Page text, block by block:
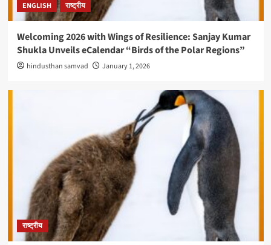
ENGLISH राष्ट्रीय
Welcoming 2026 with Wings of Resilience: Sanjay Kumar
Shukla Unveils eCalendar “Birds of the Polar Regions”
hindusthan samvad January 1, 2026
राष्ट्रीय